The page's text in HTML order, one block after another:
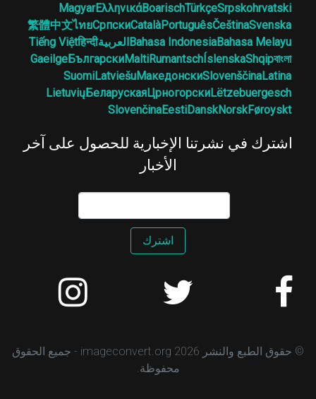
Srpskohrvatski
Türkçe
Boarisch
Ελληνικά
Magyar
Svenska
Čeština
Português
Català
Српски
ไทย
繁體中文
Bahasa Melayu
Bahasa Indonesiaالعربيةहिन्दी
Tiếng Việt
বাংলা
Shqip
Íslenska
Rumantsch
Malti
Български
Gaeilge
Latina
Slovenščina
Македонски
Latviešu
Suomi
Lëtzebuergesch
Црногорски
Беларуская
Lietuvių
Føroyskt
Norsk
Dansk
Eesti
Slovenčina
اشترك في نشرتنا الإخبارية للحصول على آخر
الأخبار
اشترك
© حقوق الطبع والنشر 2026 imageconvert.org - جميع الحقوق
محفوظة.